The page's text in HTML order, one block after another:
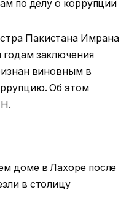
Пакистана Имрана
годам заключения
виновным в
Об этом
доме в Лахоре после
в столицу